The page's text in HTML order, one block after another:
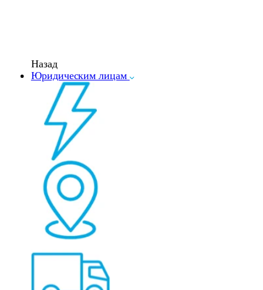
Назад
Юридическим лицам